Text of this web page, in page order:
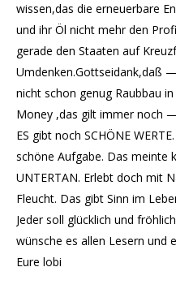
wissen,das die erneuerbare
und ihr Öl nicht mehr den
gerade den Staaten auf
Umdenken.Gottseidank,daß
nicht schon genug Raubbau
Money ,das gilt immer noch
ES gibt noch SCHÖNE
schöne Aufgabe. Das meinte
UNTERTAN. Erlebt doch mit
Fleucht. Das gibt Sinn im
Jeder soll glücklich und
wünsche es allen Lesern und
Eure lobi